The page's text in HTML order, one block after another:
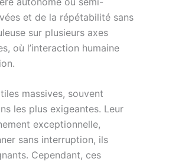
et de la répétabilité sans
sur plusieurs axes
où l’interaction humaine
massives, souvent
les plus exigeantes. Leur
exceptionnelle,
sans interruption, ils
Cependant, ces